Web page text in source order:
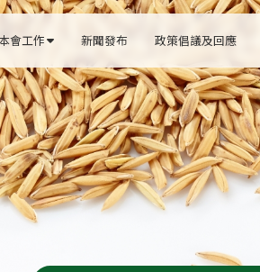
會工作  新聞發布 政策倡議及回應